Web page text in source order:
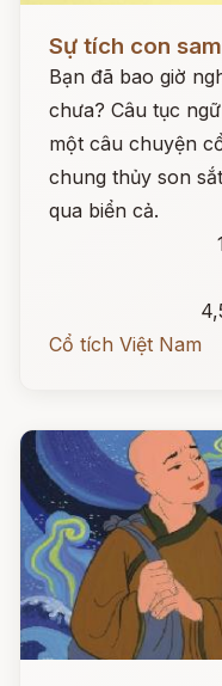
Sự tích con sam
Bạn đã bao giờ
chưa? Câu tục
một câu chuyện
chung thủy son
qua biển cả.
Cổ tích Việt Nam